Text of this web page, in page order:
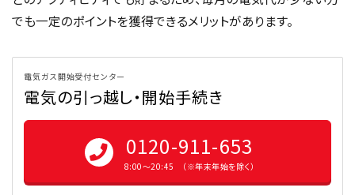
でも一定のポイントを獲得できるメリットがあります。
電気ガス開始受付センター
電気の引っ越し・開始手続き
0120-911-653
8:00〜20:45 （※年末年始を除く）